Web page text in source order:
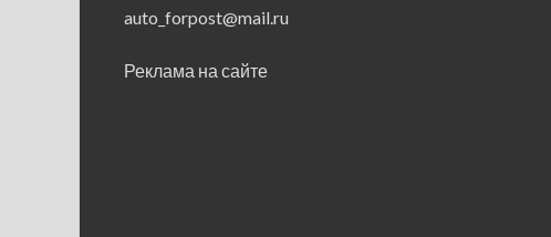
auto_forpost@mail.ru
Реклама на сайте